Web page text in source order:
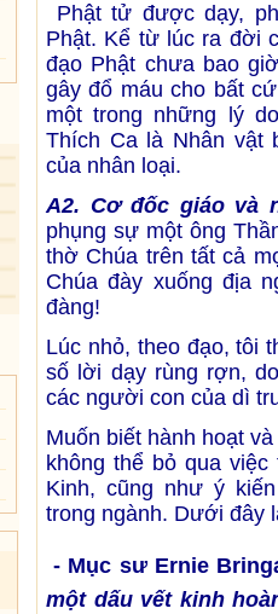
Phật tử được dạy,
Phật. Kể từ lúc ra đời
đạo Phật chưa bao
gây đổ máu cho bất
một trong những lý
Thích Ca là Nhân vật
của nhân loại.
A2. Cơ đốc giáo và
phụng sự một ông
thờ Chúa trên tất cả
Chúa đày xuống địa
đàng!
Lúc nhỏ, theo đạo, tôi
số lời dạy rùng rợn,
các người con của dì
Muốn biết hành hoạt
không thể bỏ qua
Kinh, cũng như ý
trong ngành. Dưới đây
- Mục sư Ernie
một dấu vết kinh